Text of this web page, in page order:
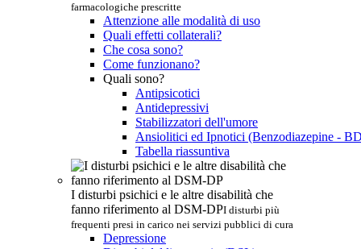
farmacologiche prescritte
Attenzione alle modalità di uso
Quali effetti collaterali?
Che cosa sono?
Come funzionano?
Quali sono?
Antipsicotici
Antidepressivi
Stabilizzatori dell'umore
Ansiolitici ed Ipnotici (Benzodiazepine -
Tabella riassuntiva
I disturbi psichici e le altre disabilità che
fanno riferimento al DSM-DPI disturbi più
frequenti presi in carico nei servizi pubblici di cura
Depressione